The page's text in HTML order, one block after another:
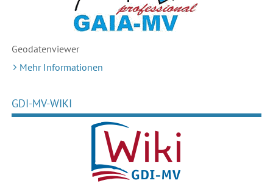
Geodatenviewer
Mehr Informationen
GDI-MV-WIKI